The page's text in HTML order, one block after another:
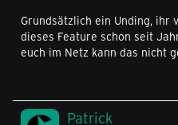
Grundsätzlich ein Unding, ihr
dieses Feature schon seit
euch im Netz kann das nicht
Patrick